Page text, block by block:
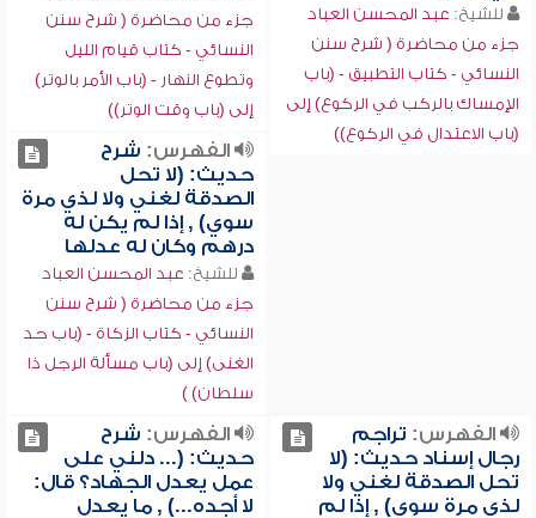
للشيخ: عبد المحسن العباد
جزء من محاضرة ( شرح سنن
النسائي - كتاب التطبيق - (باب
الإمساك بالركب في الركوع) إلى
(باب الاعتدال في الركوع))
جزء من محاضرة ( شرح سنن
النسائي - كتاب قيام الليل
وتطوع النهار - (باب الأمر بالوتر)
إلى (باب وقت الوتر))
الفهرس: شرح
حديث: (لا تحل
الصدقة لغني ولا لذي مرة
سوي) , إذا لم يكن له
درهم وكان له عدلها
للشيخ: عبد المحسن العباد
جزء من محاضرة ( شرح سنن
النسائي - كتاب الزكاة - (باب حد
الغنى) إلى (باب مسألة الرجل ذا
سلطان) )
الفهرس: تراجم
رجال إسناد حديث: (لا
تحل الصدقة لغني ولا
لذي مرة سوي) , إذا لم
الفهرس: شرح
حديث: (... دلني على
عمل يعدل الجهاد؟ قال:
لا أجده...) , ما يعدل